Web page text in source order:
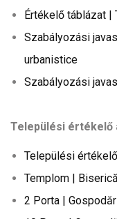
Értékelő táblázat |
Szabályozási
urbanistice
Szabályozási
Települési értékelő
Települési
Templom | Biserică
2 Porta |